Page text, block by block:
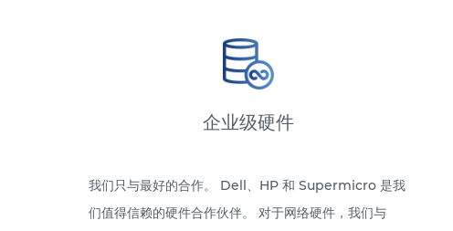
企业级硬件
我们只与最好的合作。 Dell、HP 和 Supermicro 是我
们值得信赖的硬件合作伙伴。 对于网络硬件，我们与